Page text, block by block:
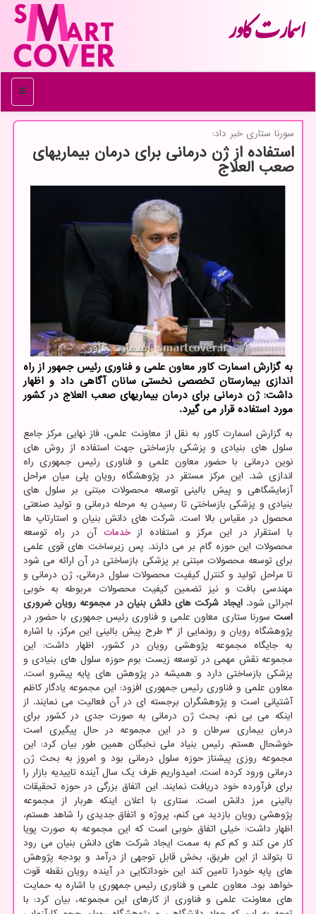
اسمارت كاور
منو
سورنا ستاری خبر داد:
استفاده از ژن درمانی برای درمان بیماریهای
صعب العلاج
به گزارش اسمارت کاور معاون علمی و فناوری رئیس جمهور از راه
اندازی بیمارستان تخصصی نخستی سانان آگاهی داد و اظهار
داشت: ژن درمانی برای درمان بیماریهای صعب العلاج در کشور
مورد استفاده قرار می گیرد.
به گزارش اسمارت کاور به نقل از معاونت علمی، فاز نهایی مرکز جامع
سلول های بنیادی و پزشکی بازساختی جهت استفاده از روش های
نوین درمانی با حضور معاون علمی و فناوری رئیس جمهوری راه
اندازی شد. این مرکز مستقر در پژوهشگاه رویان پلی میان مراحل
آزمایشگاهی و پیش بالینی توسعه محصولات مبتنی بر سلول های
بنیادی و پزشکی بازساختی تا رسیدن به مرحله درمانی و تولید صنعتی
محصول در مقیاس بالا است. شرکت های دانش بنیان و استارتاپ ها
با استقرار در این مرکز و استفاده ازخدمات آن در راه توسعه
محصولات این حوزه گام بر می دارند. پس زیرساخت های قوی علمی
برای توسعه محصولات مبتنی بر پزشکی بازساختی در آن ارائه می شود
تا مراحل تولید و کنترل کیفیت محصولات سلول درمانی، ژن درمانی و
مهندسی بافت و نیز تضمین کیفیت محصولات مربوطه به خوبی
اجرائی شود.ایجاد شرکت های دانش بنیان در مجموعه رویان ضروری
است سورنا ستاری معاون علمی و فناوری رئیس جمهوری با حضور در
پژوهشگاه رویان و رونمایی از ۳ طرح پیش بالینی این مرکز، با اشاره
به جایگاه مجموعه پژوهشی رویان در کشور، اظهار داشت: این
مجموعه نقش مهمی در توسعه زیست بوم حوزه سلول های بنیادی و
پزشکی بازساختی دارد و همیشه در پژوهش های پایه پیشرو است.
معاون علمی و فناوری رئیس جمهوری افزود: این مجموعه یادگار کاظم
آشتیانی است و پژوهشگران برجسته ای در آن فعالیت می نمایند. از
اینکه می بی نم، بحث ژن درمانی به صورت جدی در کشور برای
درمان بیماری سرطان و در این مجموعه در حال پیگیری است
خوشحال هستم. رئیس بنیاد ملی نخبگان همین طور بیان کرد: این
مجموعه روزی پیشتاز حوزه سلول درمانی بود و امروز به بحث ژن
درمانی ورود کرده است. امیدواریم ظرف یک سال آینده تاییدیه بازار را
برای فرآورده خود دریافت نمایند. این اتفاق بزرگی در حوزه تحقیقات
بالینی مرز دانش است. ستاری با اعلان اینکه هربار از مجموعه
پژوهشی رویان بازدید می کنم، پروژه و اتفاق جدیدی را شاهد هستم،
اظهار داشت: خیلی اتفاق خوبی است که این مجموعه به صورت پویا
کار می کند و کم کم به سمت ایجاد شرکت های دانش بنیان می رود
تا بتواند از این طریق، بخش قابل توجهی از درآمد و بودجه پژوهش
های پایه خودرا تامین کند این خوداتکایی در آینده رویان نقطه قوت
خواهد بود. معاون علمی و فناوری رئیس جمهوری با اشاره به حمایت
های معاونت علمی و فناوری از کارهای این مجموعه، بیان کرد: با